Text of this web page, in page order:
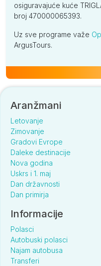
osiguravajuće kuće
broj 470000065393.
Uz sve programe važe
ArgusTours.
Aranžmani
Letovanje
Zimovanje
Gradovi Evrope
Daleke destinacije
Nova godina
Uskrs i 1. maj
Dan državnosti
Dan primirja
Informacije
Polasci
Autobuski polasci
Najam autobusa
Transferi